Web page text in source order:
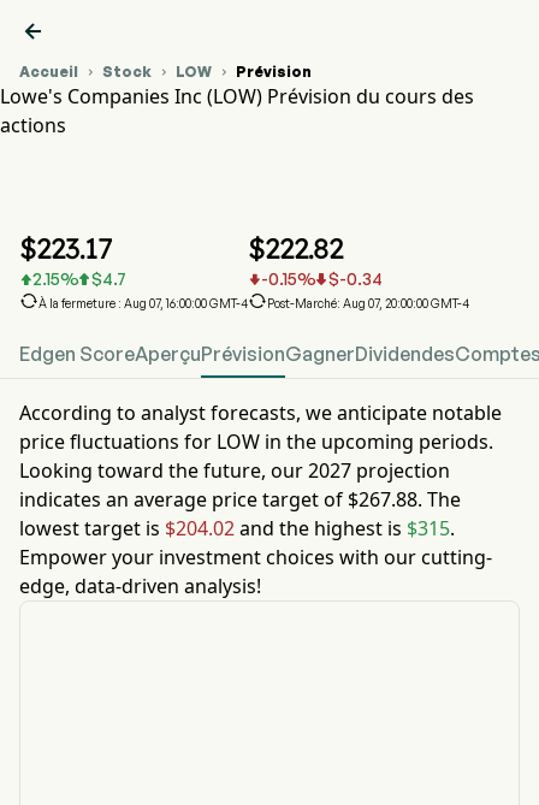

Accueil  Stock  LOW  Prévision
Lowe's Companies Inc (LOW) Prévision du cours des
actions
$223.17
2.15% $4.7
À la fermeture : Aug 07, 16:00:00 GMT-4
$222.82
-0.15% $-0.34
Post-Marché: Aug 07, 20:00:00 GMT-4
Edgen ScoreAperçuPrévisionGagnerDividendes
According to analyst forecasts, we anticipate notable
price fluctuations for LOW in the upcoming periods.
Looking toward the future, our2027 projection
indicates an average price target of $267.88. The
lowest target is $204.02and the highest is $315.
Empower your investment choices with our cutting-
edge, data-driven analysis!